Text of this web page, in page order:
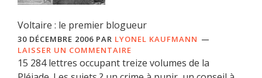
Voltaire : le premier blogueur
30 DÉCEMBRE 2006 PAR LYONEL KAUFMANN
LAISSER UN COMMENTAIRE
15 284 lettres occupant treize volumes de la